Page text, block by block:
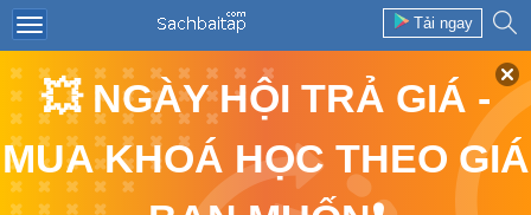
Tải ngay
💥 NGÀY HỘI TRẢ GIÁ -
MUA KHOÁ HỌC THEO GIÁ